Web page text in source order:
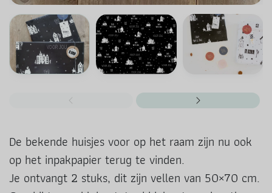
De bekende huisjes voor op het raam zijn nu ook
op het inpakpapier terug te vinden.
Je ontvangt 2 stuks, dit zijn vellen van 50×70 cm.